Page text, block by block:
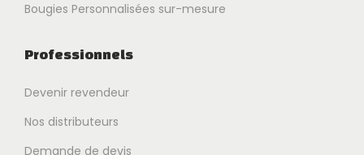
Bougies Personnalisées sur-mesure
Professionnels
Devenir revendeur
Nos distributeurs
Demande de devis